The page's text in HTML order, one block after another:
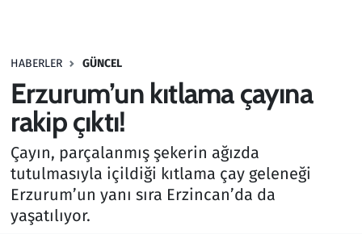
HABERLER GÜNCEL
Erzurum’un kıtlama çayına
rakip çıktı!
Çayın, parçalanmış şekerin ağızda
tutulmasıyla içildiği kıtlama çay geleneği
Erzurum’un yanı sıra Erzincan’da da
yaşatılıyor.
Haber
Kültür Sanat
Kurumsal Haberler
Lezzet Durağı